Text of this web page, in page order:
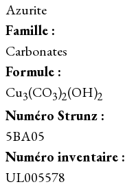
Azurite
Famille :
Carbonates
Formule :
Cu3(CO3)2(OH)2
Numéro Strunz :
5BA05
Numéro inventaire :
UL005578